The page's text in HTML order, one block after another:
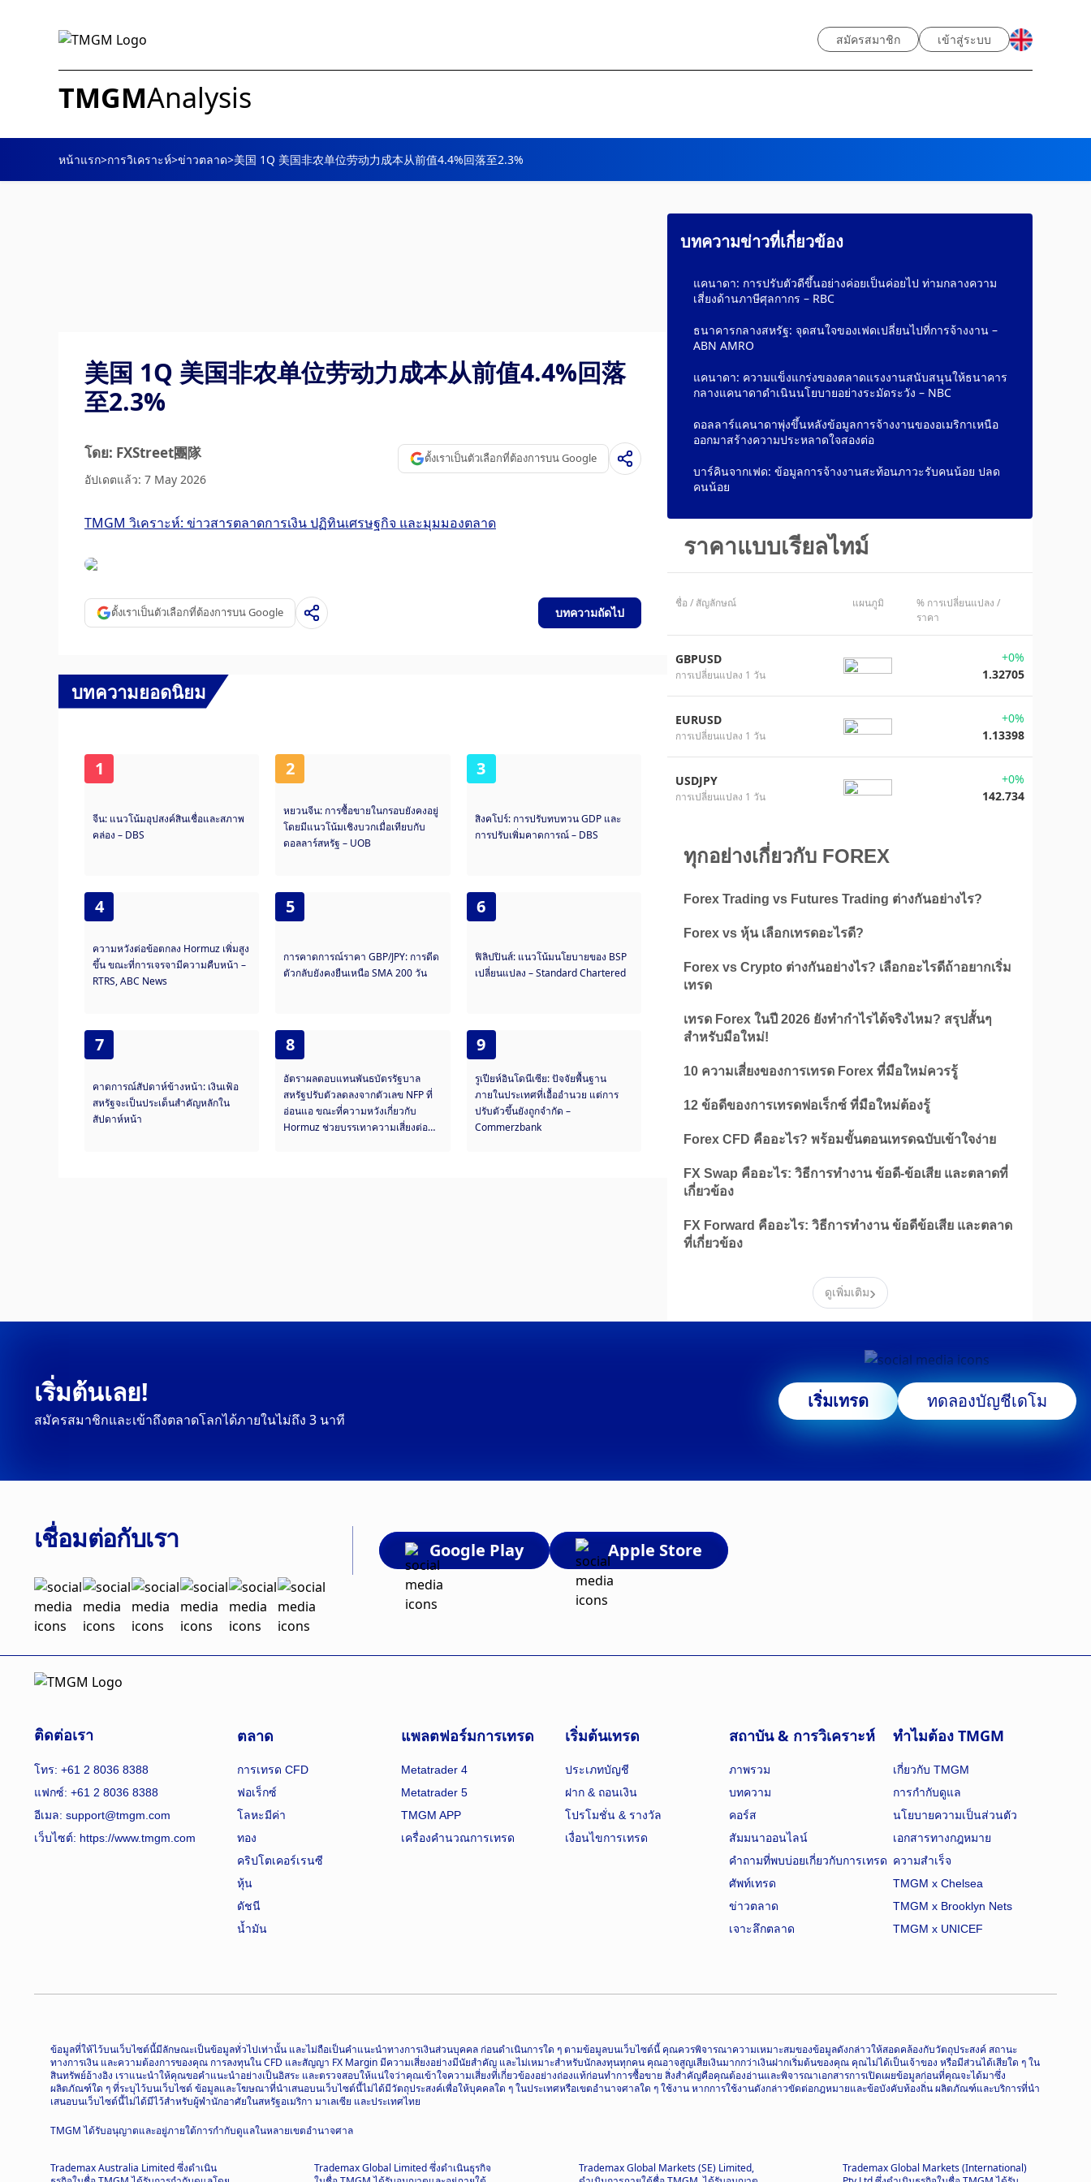
สมัครสมาชิก เข้าสู่ระบบ
TMGMAnalysis
หน้าแรก>การวิเคราะห์>ข่าวตลาด>美国 1Q 美国非农单位劳动力成本从前值4.4%回落至2.3%
美国 1Q 美国非农单位劳动力成本从前值4.4%回落
至2.3%
โดย: FXStreet團隊
อัปเดตแล้ว: 7 May 2026
ตั้งเราเป็นตัวเลือกที่ต้องการบน Google
TMGM วิเคราะห์: ข่าวสารตลาดการเงิน ปฏิทินเศรษฐกิจ และมุมมองตลาด
ตั้งเราเป็นตัวเลือกที่ต้องการบน Google บทความถัดไป
บทความยอดนิยม
1
จีน: แนวโน้มอุปสงค์สินเชื่อและสภาพ
คล่อง – DBS
2
หยวนจีน: การซื้อขายในกรอบยังคงอยู่
โดยมีแนวโน้มเชิงบวกเมื่อเทียบกับ
ดอลลาร์สหรัฐ – UOB
3
สิงคโปร์: การปรับทบทวน GDP และ
การปรับเพิ่มคาดการณ์ – DBS
4
ความหวังต่อข้อตกลง Hormuz เพิ่มสูง
ขึ้น ขณะที่การเจรจามีความคืบหน้า –
RTRS, ABC News
5
การคาดการณ์ราคา GBP/JPY: การดีด
ตัวกลับยังคงยืนเหนือ SMA 200 วัน
6
ฟิลิปปินส์: แนวโน้มนโยบายของ BSP
เปลี่ยนแปลง – Standard Chartered
7
คาดการณ์สัปดาห์ข้างหน้า: เงินเฟ้อ
สหรัฐจะเป็นประเด็นสำคัญหลักใน
สัปดาห์หน้า
8
อัตราผลตอบแทนพันธบัตรรัฐบาล
สหรัฐปรับตัวลดลงจากตัวเลข NFP ที่
อ่อนแอ ขณะที่ความหวังเกี่ยวกับ
Hormuz ช่วยบรรเทาความเสี่ยงต่อ
9
รูเปียห์อินโดนีเซีย: ปัจจัยพื้นฐาน
ภายในประเทศที่เอื้ออำนวย แต่การ
ปรับตัวขึ้นยังถูกจำกัด –
Commerzbank
บทความข่าวที่เกี่ยวข้อง
แคนาดา: การปรับตัวดีขึ้นอย่างค่อยเป็นค่อยไป ท่ามกลางความ
เสี่ยงด้านภาษีศุลกากร – RBC
ธนาคารกลางสหรัฐ: จุดสนใจของเฟดเปลี่ยนไปที่การจ้างงาน –
ABN AMRO
แคนาดา: ความแข็งแกร่งของตลาดแรงงานสนับสนุนให้ธนาคาร
กลางแคนาดาดำเนินนโยบายอย่างระมัดระวัง – NBC
ดอลลาร์แคนาดาพุ่งขึ้นหลังข้อมูลการจ้างงานของอเมริกาเหนือ
ออกมาสร้างความประหลาดใจสองต่อ
บาร์คินจากเฟด: ข้อมูลการจ้างงานสะท้อนภาวะรับคนน้อย ปลด
คนน้อย
ราคาแบบเรียลไทม์
ชื่อ / สัญลักษณ์ แผนภูมิ
% การเปลี่ยนแปลง /
ราคา
GBPUSD
การเปลี่ยนแปลง 1 วัน
+0%
1.32705
EURUSD
การเปลี่ยนแปลง 1 วัน
+0%
1.13398
USDJPY
การเปลี่ยนแปลง 1 วัน
+0%
142.734
ทุกอย่างเกี่ยวกับ FOREX
Forex Trading vs Futures Trading ต่างกันอย่างไร?
Forex vs หุ้น เลือกเทรดอะไรดี?
Forex vs Crypto ต่างกันอย่างไร? เลือกอะไรดีถ้าอยากเริ่ม
เทรด
เทรด Forex ในปี 2026 ยังทำกำไรได้จริงไหม? สรุปสั้นๆ
สำหรับมือใหม่!
10 ความเสี่ยงของการเทรด Forex ที่มือใหม่ควรรู้
12 ข้อดีของการเทรดฟอเร็กซ์ ที่มือใหม่ต้องรู้
Forex CFD คืออะไร? พร้อมขั้นตอนเทรดฉบับเข้าใจง่าย
FX Swap คืออะไร: วิธีการทำงาน ข้อดี-ข้อเสีย และตลาดที่
เกี่ยวข้อง
FX Forward คืออะไร: วิธีการทำงาน ข้อดีข้อเสีย และตลาด
ที่เกี่ยวข้อง
ดูเพิ่มเติม›
เริ่มต้นเลย!
สมัครสมาชิกและเข้าถึงตลาดโลกได้ภายในไม่ถึง 3 นาที
เริ่มเทรด ทดลองบัญชีเดโม
เชื่อมต่อกับเรา Google Play Apple Store
ติดต่อเรา
โทร: +61 2 8036 8388
แฟกซ์: +61 2 8036 8388
อีเมล: support@tmgm.com
เว็บไซต์: https://www.tmgm.com
ตลาด
การเทรด CFD
ฟอเร็กซ์
โลหะมีค่า
ทอง
คริปโตเคอร์เรนซี
หุ้น
ดัชนี
น้ำมัน
แพลตฟอร์มการเทรด
Metatrader 4
Metatrader 5
TMGM APP
เครื่องคำนวณการเทรด
เริ่มต้นเทรด
ประเภทบัญชี
ฝาก & ถอนเงิน
โปรโมชั่น & รางวัล
เงื่อนไขการเทรด
สถาบัน & การวิเคราะห์
ภาพรวม
บทความ
คอร์ส
สัมมนาออนไลน์
คำถามที่พบบ่อยเกี่ยวกับการเทรด
ศัพท์เทรด
ข่าวตลาด
เจาะลึกตลาด
ทำไมต้อง TMGM
เกี่ยวกับ TMGM
การกำกับดูแล
นโยบายความเป็นส่วนตัว
เอกสารทางกฎหมาย
ความสำเร็จ
TMGM x Chelsea
TMGM x Brooklyn Nets
TMGM x UNICEF
ข้อมูลที่ให้ไว้บนเว็บไซต์นี้มีลักษณะเป็นข้อมูลทั่วไปเท่านั้น และไม่ถือเป็นคำแนะนำทางการเงินส่วนบุคคล ก่อนดำเนินการใด ๆ ตามข้อมูลบนเว็บไซต์นี้ คุณควรพิจารณาความเหมาะสมของข้อมูลดังกล่าวให้สอดคล้องกับวัตถุประสงค์ สถานะ
ทางการเงิน และความต้องการของคุณ การลงทุนใน CFD และสัญญา FX Margin มีความเสี่ยงอย่างมีนัยสำคัญ และไม่เหมาะสำหรับนักลงทุนทุกคน คุณอาจสูญเสียเงินมากกว่าเงินฝากเริ่มต้นของคุณ คุณไม่ได้เป็นเจ้าของ หรือมีส่วนได้เสียใด ๆ ใน
สินทรัพย์อ้างอิง เราแนะนำให้คุณขอคำแนะนำอย่างเป็นอิสระ และตรวจสอบให้แน่ใจว่าคุณเข้าใจความเสี่ยงที่เกี่ยวข้องอย่างถ่องแท้ก่อนทำการซื้อขาย สิ่งสำคัญคือคุณต้องอ่านและพิจารณาเอกสารการเปิดเผยข้อมูลก่อนที่คุณจะได้มาซึ่ง
ผลิตภัณฑ์ใด ๆ ที่ระบุไว้บนเว็บไซต์ ข้อมูลและโฆษณาที่นำเสนอบนเว็บไซต์นี้ไม่ได้มีวัตถุประสงค์เพื่อให้บุคคลใด ๆ ในประเทศหรือเขตอำนาจศาลใด ๆ ใช้งาน หากการใช้งานดังกล่าวขัดต่อกฎหมายและข้อบังคับท้องถิ่น ผลิตภัณฑ์และบริการที่นำ
เสนอบนเว็บไซต์นี้ไม่ได้มีไว้สำหรับผู้พำนักอาศัยในสหรัฐอเมริกา มาเลเซีย และประเทศไทย
TMGM ได้รับอนุญาตและอยู่ภายใต้การกำกับดูแลในหลายเขตอำนาจศาล
Trademax Australia Limited ซึ่งดำเนิน
Trademax Global Limited ซึ่งดำเนินธุรกิจ
Trademax Global Markets (SE) Limited,
Trademax Global Markets (International)